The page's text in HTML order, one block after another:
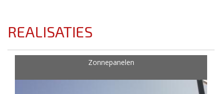
REALISATIES
Zonnepanelen